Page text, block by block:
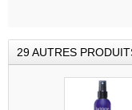
29 AUTRES